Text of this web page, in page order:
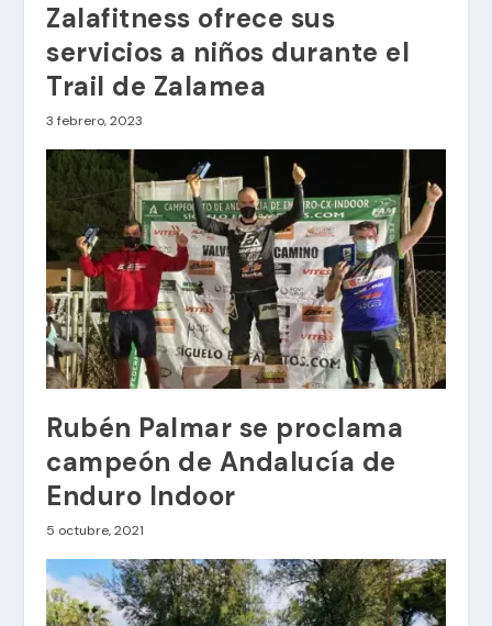
Zalafitness ofrece sus
servicios a niños durante el
Trail de Zalamea
3 febrero, 2023
Rubén Palmar se proclama
campeón de Andalucía de
Enduro Indoor
5 octubre, 2021